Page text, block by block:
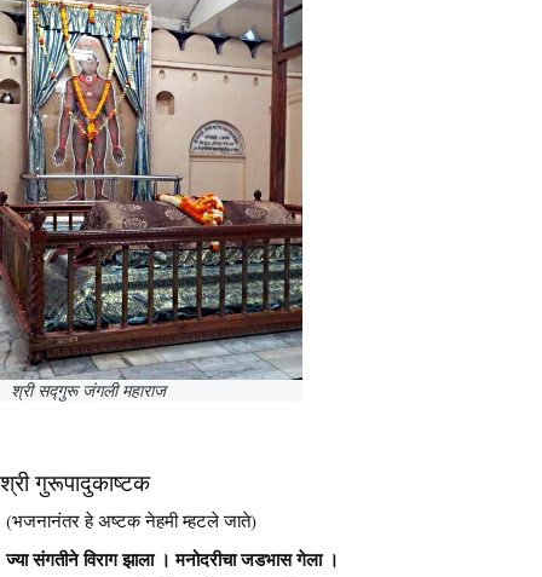
श्री सद्गुरू जंगली महाराज
श्री गुरूपादुकाष्टक
(भजनानंतर हे अष्टक नेहमी म्हटले जाते)
ज्या संगतीने विराग झाला । मनोदरीचा जडभास गेला ।